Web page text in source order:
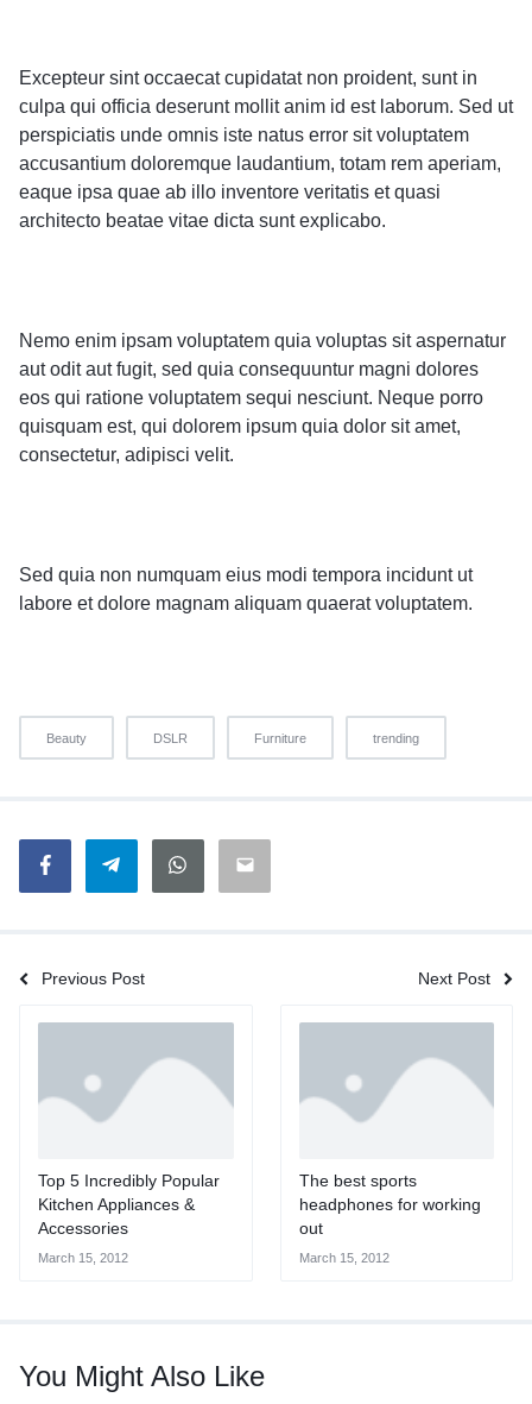
Excepteur sint occaecat cupidatat non proident, sunt in
culpa qui officia deserunt mollit anim id est laborum. Sed ut
perspiciatis unde omnis iste natus error sit voluptatem
accusantium doloremque laudantium, totam rem aperiam,
eaque ipsa quae ab illo inventore veritatis et quasi
architecto beatae vitae dicta sunt explicabo.
Nemo enim ipsam voluptatem quia voluptas sit aspernatur
aut odit aut fugit, sed quia consequuntur magni dolores
eos qui ratione voluptatem sequi nesciunt. Neque porro
quisquam est, qui dolorem ipsum quia dolor sit amet,
consectetur, adipisci velit.
Sed quia non numquam eius modi tempora incidunt ut
labore et dolore magnam aliquam quaerat voluptatem.
Beauty DSLR Furniture trending
Previous Post Next Post
Top 5 Incredibly Popular
Kitchen Appliances &
Accessories
March 15, 2012
The best sports
headphones for working
out
March 15, 2012
You Might Also Like